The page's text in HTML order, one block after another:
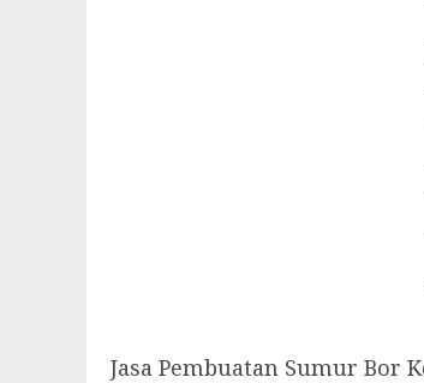
Jasa Pembuatan Sumur Bor